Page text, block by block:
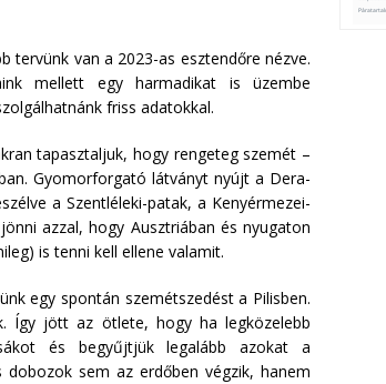
tervünk van a 2023-as esztendőre nézve.
mellett egy harmadikat is üzembe
friss adatokkal.
tapasztaljuk, hogy rengeteg szemét –
Gyomorforgató látványt nyújt a Dera-
a Szentléleki-patak, a Kenyérmezei-
azzal, hogy Ausztriában és nyugaton
is tenni kell ellene valamit.
egy spontán szemétszedést a Pilisben.
Így jött az ötlete, hogy ha legközelebb
és begyűjtjük legalább azokat a
sem az erdőben végzik, hanem